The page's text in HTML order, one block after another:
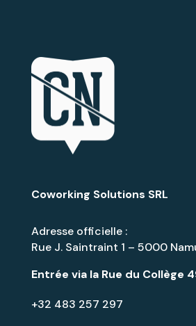
Coworking Solutions SRL
Adresse officielle :
Rue J. Saintraint 1 – 5000
Entrée via la Rue du Collège
+32 483 257 297